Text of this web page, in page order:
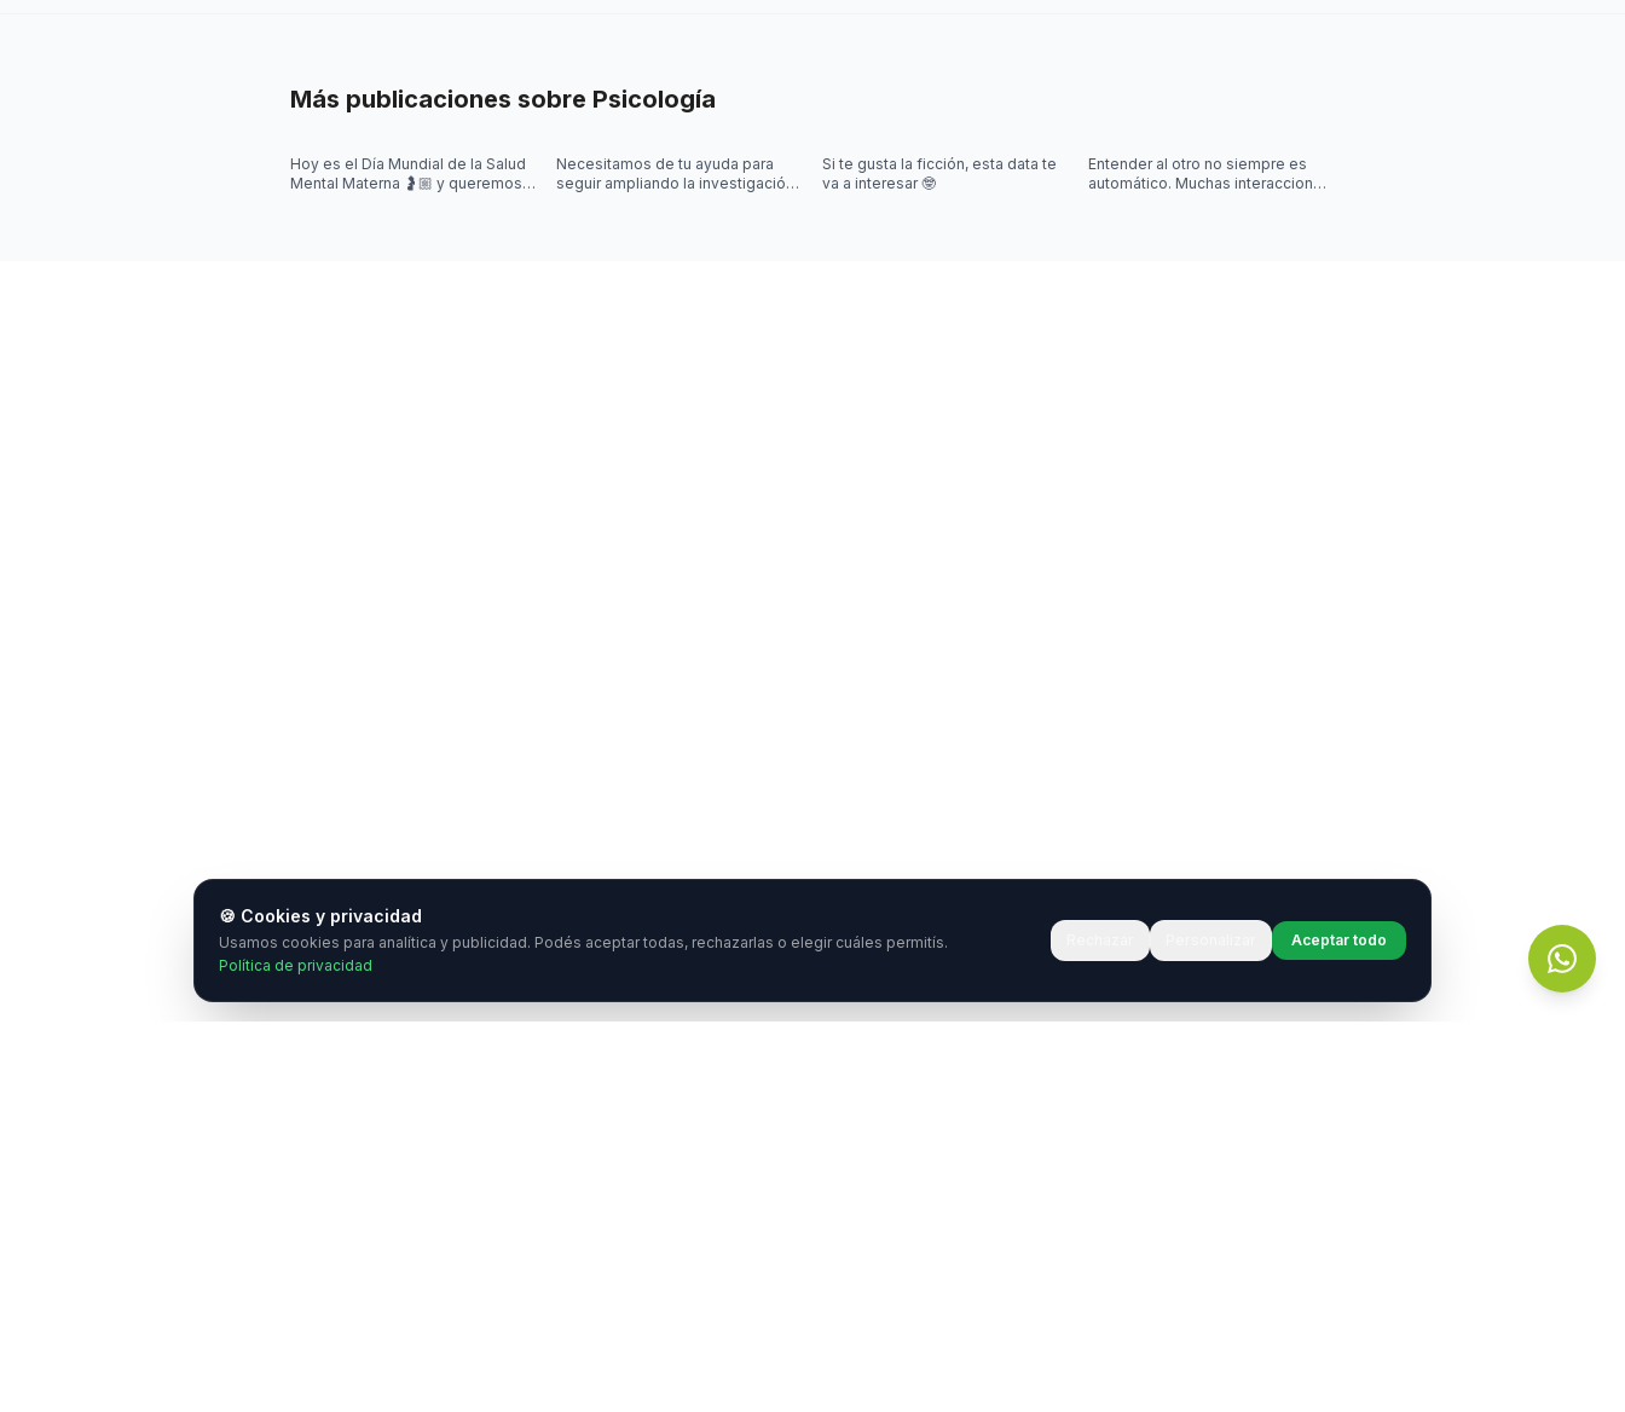
Más publicaciones sobre Psicología
Hoy es el Día Mundial de la Salud
Mental Materna 🤰🏼 y queremos
Necesitamos de tu ayuda para
seguir ampliando la investigación
Si te gusta la ficción, esta data te
va a interesar 🤓
Entender al otro no siempre es
automático. Muchas interacciones
🍪 Cookies y privacidad
Usamos cookies para analítica y publicidad. Podés aceptar todas, rechazarlas o elegir cuáles permitís.
Política de privacidad
Aceptar todo